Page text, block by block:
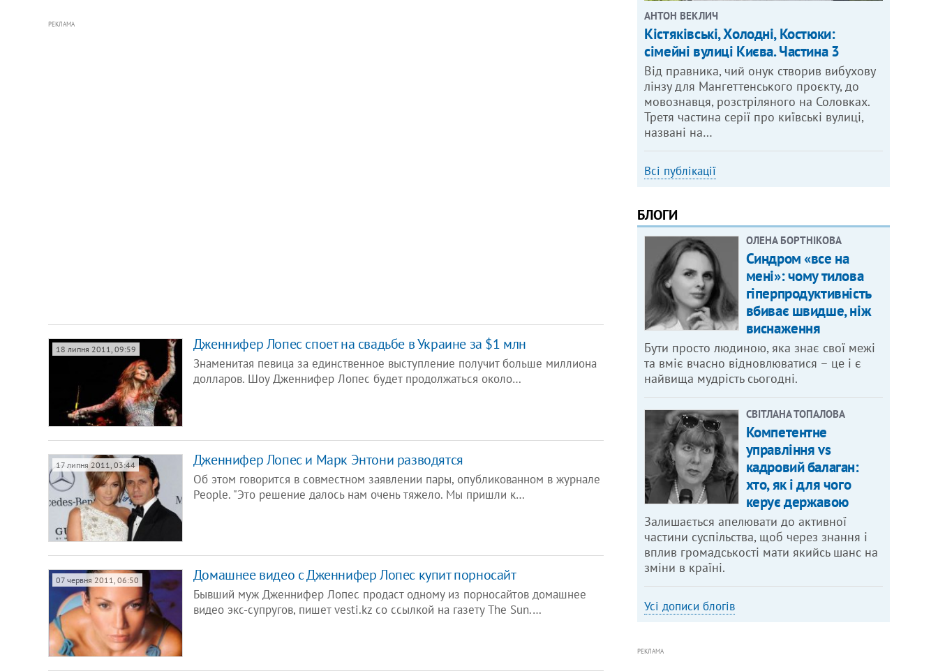
РЕКЛАМА
18 липня 2011, 09:59 Дженнифер Лопес споет на свадьбе в Украине за $1 млн
Знаменитая певица за единственное выступление получит больше миллиона
долларов. Шоу Дженнифер Лопес будет продолжаться около…
17 липня 2011, 03:44 Дженнифер Лопес и Марк Энтони разводятся
Об этом говорится в совместном заявлении пары, опубликованном в журнале
People. "Это решение далось нам очень тяжело. Мы пришли к…
07 червня 2011, 06:50 Домашнее видео с Дженнифер Лопес купит порносайт
Бывший муж Дженнифер Лопес продаст одному из порносайтов домашнее
видео экс-супругов, пишет vesti.kz со ссылкой на газету The Sun.…
АНТОН ВЕКЛИЧ
Кістяківські, Холодні, Костюки:
сімейні вулиці Києва. Частина 3
Від правника, чий онук створив вибухову
лінзу для Мангеттенського проєкту, до
мовознавця, розстріляного на Соловках.
Третя частина серії про київські вулиці,
названі на…
Всі публікації
БЛОГИ
ОЛЕНА БОРТНІКОВА
Синдром «все на
мені»: чому тилова
гіперпродуктивність
вбиває швидше, ніж
виснаження
Бути просто людиною, яка знає свої межі
та вміє вчасно відновлюватися – це і є
найвища мудрість сьогодні.
СВІТЛАНА ТОПАЛОВА
Компетентне
управління vs
кадровий балаган:
хто, як і для чого
керує державою
Залишається апелювати до активної
частини суспільства, щоб через знання і
вплив громадськості мати якийсь шанс на
зміни в країні.
Усі дописи блогів
РЕКЛАМА